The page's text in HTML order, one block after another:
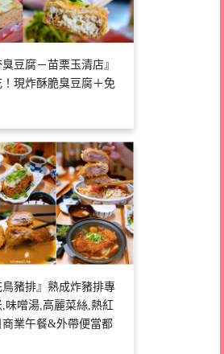
豆腐－苗栗玉清店』
現炸酥脆臭豆腐＋免
豬排』熟成炸豬排專
噌湯,高麗菜絲,熱紅
業午餐&外帶便當都